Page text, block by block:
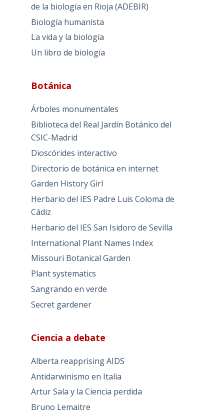
de la biología en Rioja (ADEBIR)
Biología humanista
La vida y la biología
Un libro de biología
Botánica
Árboles monumentales
Biblioteca del Real Jardín Botánico del
CSIC-Madrid
Dioscórides interactivo
Directorio de botánica en internet
Garden History Girl
Herbario del IES Padre Luis Coloma de
Cádiz
Herbario del IES San Isidoro de Sevilla
International Plant Names Index
Missouri Botanical Garden
Plant systematics
Sangrando en verde
Secret gardener
Ciencia a debate
Alberta reapprising AIDS
Antidarwinismo en Italia
Artur Sala y la Ciencia perdida
Bruno Lemaitre